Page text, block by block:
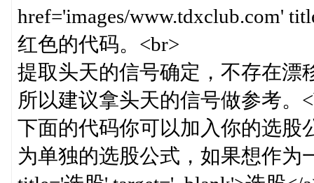
href='images/www.tdxclub.com'
红色的代码。<br>
提取头天的信号确定，不存在漂
所以建议拿头天的信号做参考。
下面的代码你可以加入你的选股
为单独的选股公式，如果想作为